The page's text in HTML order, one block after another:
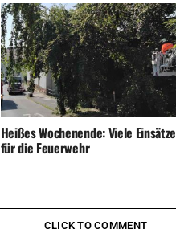
Heißes Wochenende: Viele Einsätze
für die Feuerwehr
CLICK TO COMMENT